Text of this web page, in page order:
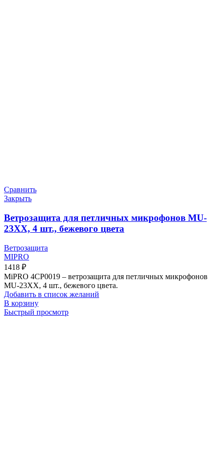
Сравнить
Закрыть
Ветрозащита для петличных микрофонов MU-
23XX, 4 шт., бежевого цвета
Ветрозащита
MIPRO
1418 ₽
MiPRO 4CP0019 – ветрозащита для петличных микрофонов
MU-23XX, 4 шт., бежевого цвета.
Добавить в список желаний
В корзину
Быстрый просмотр